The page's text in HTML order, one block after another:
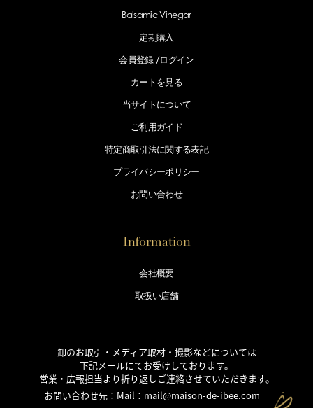
Balsamic Vinegar
定期購入
会員登録 /ログイン
カートを見る
当サイトについて
ご利用ガイド
特定商取引法に関する表記
プライバシーポリシー
お問い合わせ
Information
会社概要
取扱い店舗
卸のお取引・メディア取材・撮影などについては
下記メールにてお受けしております。
営業・広報担当より折り返しご連絡させていただきます。
お問い合わせ先：Mail： mail@maison-de-ibee.com